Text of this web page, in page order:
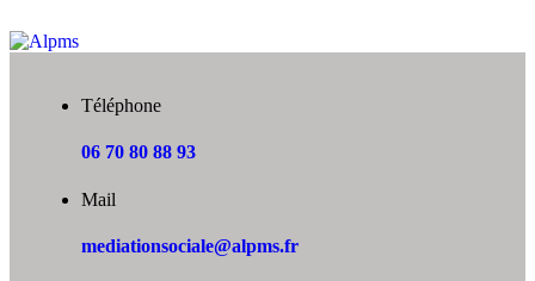
Téléphone
06 70 80 88 93
Mail
mediationsociale@alpms.fr